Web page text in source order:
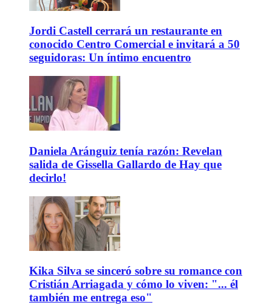
Jordi Castell cerrará un restaurante en
conocido Centro Comercial e invitará a 50
seguidoras: Un íntimo encuentro
Daniela Aránguiz tenía razón: Revelan
salida de Gissella Gallardo de Hay que
decirlo!
Kika Silva se sinceró sobre su romance con
Cristián Arriagada y cómo lo viven: "... él
también me entrega eso"